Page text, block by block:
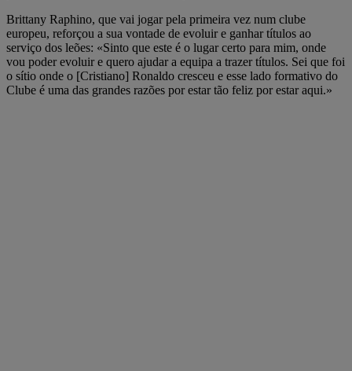
Brittany Raphino, que vai jogar pela primeira vez num clube
europeu, reforçou a sua vontade de evoluir e ganhar títulos ao
serviço dos leões: «Sinto que este é o lugar certo para mim, onde
vou poder evoluir e quero ajudar a equipa a trazer títulos. Sei que foi
o sítio onde o [Cristiano] Ronaldo cresceu e esse lado formativo do
Clube é uma das grandes razões por estar tão feliz por estar aqui.»